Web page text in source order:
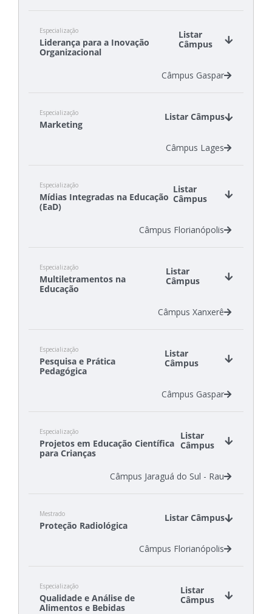
Especialização
Liderança para a Inovação
Organizacional
Listar
Câmpus
Câmpus Gaspar
Especialização
Marketing
Listar Câmpus
Câmpus Lages
Especialização
Mídias Integradas na Educação
(EaD)
Listar
Câmpus
Câmpus Florianópolis
Especialização
Multiletramentos na
Educação
Listar
Câmpus
Câmpus Xanxerê
Especialização
Pesquisa e Prática
Pedagógica
Listar
Câmpus
Câmpus Gaspar
Especialização
Projetos em Educação Científica
para Crianças
Listar
Câmpus
Câmpus Jaraguá do Sul - Rau
Mestrado
Proteção Radiológica
Listar Câmpus
Câmpus Florianópolis
Especialização
Qualidade e Análise de
Alimentos e Bebidas
Listar
Câmpus